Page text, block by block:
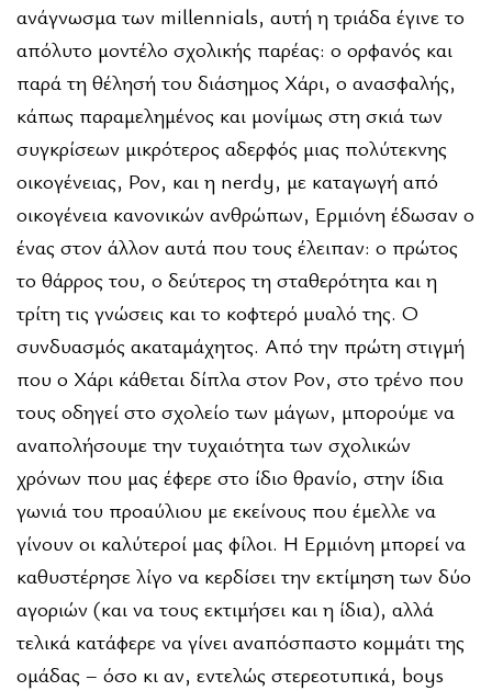
ανάγνωσμα των millennials, αυτή η τριάδα έγινε το
απόλυτο μοντέλο σχολικής παρέας: ο ορφανός και
παρά τη θέλησή του διάσημος Χάρι, ο ανασφαλής,
κάπως παραμελημένος και μονίμως στη σκιά των
συγκρίσεων μικρότερος αδερφός μιας πολύτεκνης
οικογένειας, Ρον, και η nerdy, με καταγωγή από
οικογένεια κανονικών ανθρώπων, Ερμιόνη έδωσαν ο
ένας στον άλλον αυτά που τους έλειπαν: ο πρώτος
το θάρρος του, ο δεύτερος τη σταθερότητα και η
τρίτη τις γνώσεις και το κοφτερό μυαλό της. Ο
συνδυασμός ακαταμάχητος. Από την πρώτη στιγμή
που ο Χάρι κάθεται δίπλα στον Ρον, στο τρένο που
τους οδηγεί στο σχολείο των μάγων, μπορούμε να
αναπολήσουμε την τυχαιότητα των σχολικών
χρόνων που μας έφερε στο ίδιο θρανίο, στην ίδια
γωνιά του προαύλιου με εκείνους που έμελλε να
γίνουν οι καλύτεροί μας φίλοι. Η Ερμιόνη μπορεί να
καθυστέρησε λίγο να κερδίσει την εκτίμηση των δύο
αγοριών (και να τους εκτιμήσει και η ίδια), αλλά
τελικά κατάφερε να γίνει αναπόσπαστο κομμάτι της
ομάδας – όσο κι αν, εντελώς στερεοτυπικά, boys